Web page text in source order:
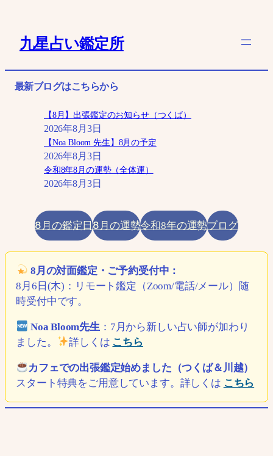
キ
九星占い鑑定所
最新ブログはこちらから
【8月】出張鑑定のお知らせ（つくば）
2026年8月3日
【Noa Bloom 先生】8月の予定
2026年8月3日
令和8年8月の運勢（全体運）
2026年8月3日
8月の鑑定日8月の運勢令和8年の運勢ブログ
8月の対面鑑定・ご予約受付中：
8月6日(木)：リモート鑑定（Zoom/電話/メール）随
時受付中です。
Noa Bloom先生：7月から新しい占い師が加わり
ました。
詳しくは こちら
カフェでの出張鑑定始めました（つくば＆川越）
スタート特典をご用意しています。詳しくは こちら